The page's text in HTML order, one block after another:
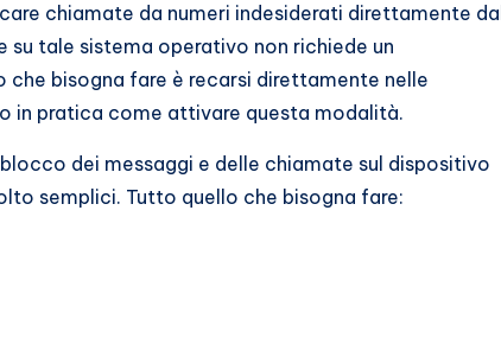
chiamate da numeri indesiderati direttamente dal
tale sistema operativo non richiede un
bisogna fare è recarsi direttamente nelle
in pratica come attivare questa modalità.
dei messaggi e delle chiamate sul dispositivo
semplici. Tutto quello che bisogna fare: